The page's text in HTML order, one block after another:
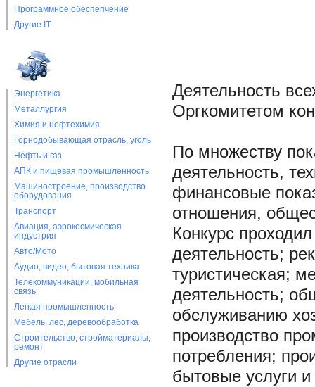
Программное обеспепчение
Другие IT
Энергетика
Металлургия
Химия и нефтехимия
Горнодобывающая отрасль, уголь
Нефть и газ
АПК и пищевая промышленность
Машиностроение, производство
оборудования
Транспорт
Авиация, аэрокосмическая
индустрия
Авто/Мото
Аудио, видео, бытовая техника
Телекоммуникации, мобильная
связь
Легкая промышленность
Мебель, лес, деревообработка
Строительство, стройматериалы,
ремонт
Другие отрасли
Деятельность
Оргкомитетом
По множеству
деятельность,
финансовые
отношения,
Конкурс
деятельность;
туристическая;
деятельность;
обслуживанию
производство
потребления;
бытовые услуги